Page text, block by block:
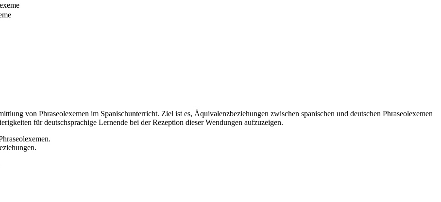
von Phraseolexemen im Spanischunterricht. Ziel ist es, Äquivalenzbeziehungen zwischen spanischen und deutschen Phraseolexemen
für deutschsprachige Lernende bei der Rezeption dieser Wendungen aufzuzeigen.